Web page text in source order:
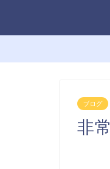
ブログ
非